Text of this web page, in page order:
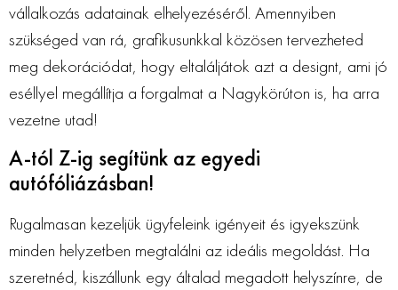
vállalkozás adatainak elhelyezéséről. Amennyiben
szükséged van rá, grafikusunkkal közösen tervezheted
meg dekorációdat, hogy eltaláljátok azt a designt, ami jó
eséllyel megállítja a forgalmat a Nagykörúton is, ha arra
vezetne utad!
A-tól Z-ig segítünk az egyedi
autófóliázásban!
Rugalmasan kezeljük ügyfeleink igényeit és igyekszünk
minden helyzetben megtalálni az ideális megoldást. Ha
szeretnéd, kiszállunk egy általad megadott helyszínre, de